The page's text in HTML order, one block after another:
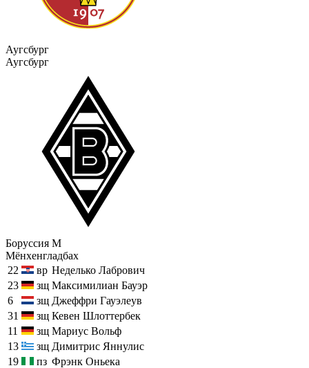
Аугсбург
Аугсбург
Боруссия М
Мёнхенгладбах
22
вр Неделько Лабрович
23
зщ Максимилиан Бауэр
6
зщ Джеффри Гауэлеув
31
зщ Кевен Шлоттербек
11
зщ Мариус Вольф
13
зщ Димитрис Яннулис
19
пз Фрэнк Оньека